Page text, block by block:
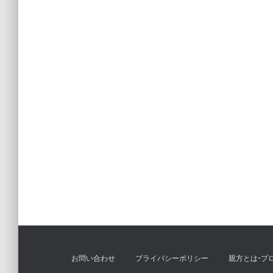
お問い合わせ プライバシーポリシー 親方とは-プ